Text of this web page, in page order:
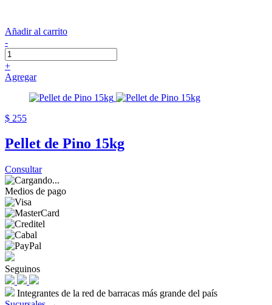
Añadir al carrito
-
+
Agregar
$ 255
Pellet de Pino 15kg
Consultar
Medios de pago
Seguinos
Integrantes de la red de barracas más grande del país